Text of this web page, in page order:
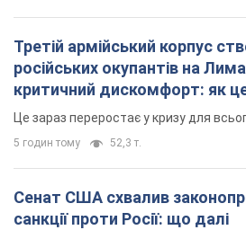
Третій армійський корпус
російських окупантів на
критичний дискомфорт: як
Це зараз переростає у кризу для
5 годин тому 52,3 т.
Сенат США схвалив
санкції проти Росії: що далі